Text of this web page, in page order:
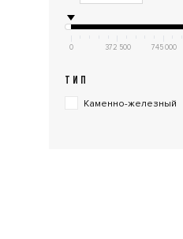
0 372 500 745 000
ТИП
Каменно-железный